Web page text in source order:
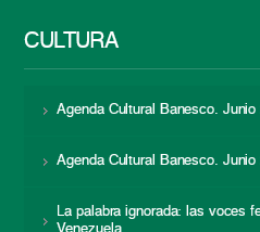
CULTURA
Agenda Cultural Banesco.
Agenda Cultural Banesco.
La palabra ignorada: las voces